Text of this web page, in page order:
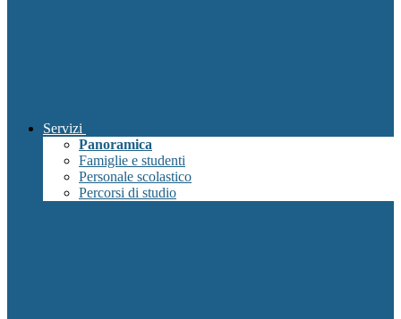
Servizi
Panoramica
Famiglie e studenti
Personale scolastico
Percorsi di studio